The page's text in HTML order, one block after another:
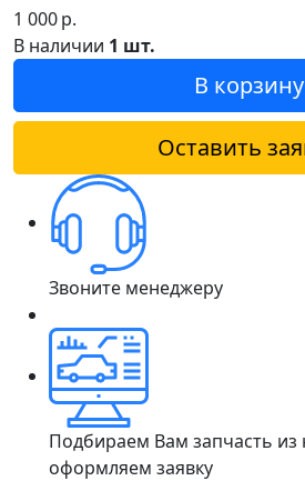
1 000р.
В наличии 1 шт.
В корзину
Оставить
Звоните менеджеру
Подбираем Вам запчасть из
оформляем заявку